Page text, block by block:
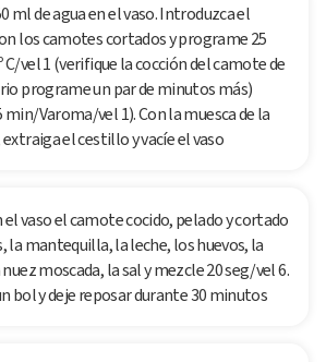
ml de agua en el vaso. Introduzca el
los camotes cortados y programe 25
C/vel 1 (verifique la cocción del camote de
programe un par de minutos más)
min/Varoma/vel 1). Con la muesca de la
el cestillo y vacíe el vaso
el vaso el camote cocido, pelado y cortado
la mantequilla, la leche, los huevos, la
moscada, la sal y mezcle 20 seg/vel 6.
bol y deje reposar durante 30 minutos